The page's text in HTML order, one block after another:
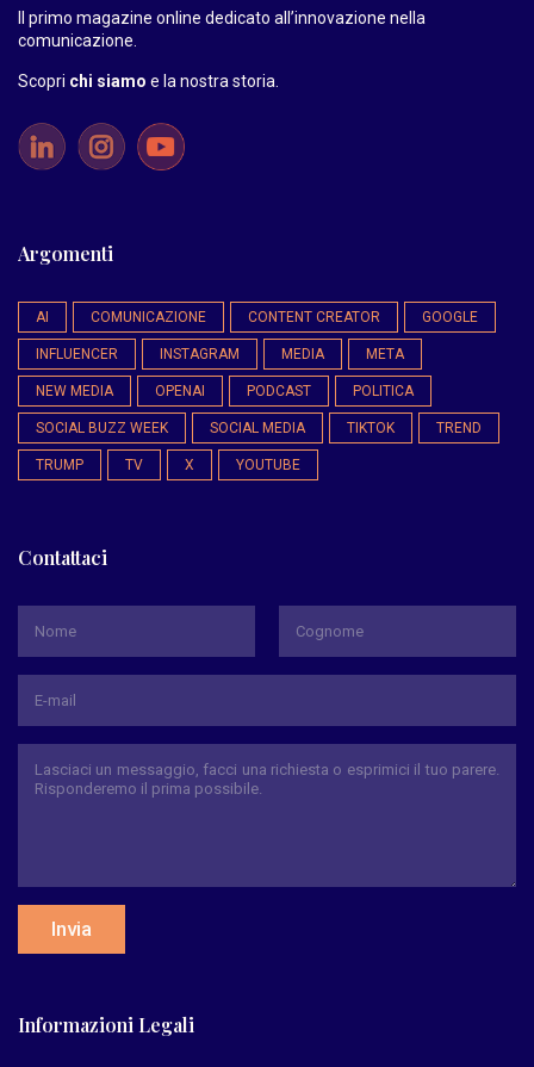
Il primo magazine online dedicato all’innovazione nella
comunicazione.
Scopri chi siamo e la nostra storia
Argomenti
AI COMUNICAZIONE CONTENT CREATOR GOOGLE
INFLUENCER INSTAGRAM MEDIA META
NEW MEDIA OPENAI PODCAST POLITICA
SOCIAL BUZZ WEEK SOCIAL MEDIA TIKTOK TREND
TRUMP TV X YOUTUBE
Contattaci
Invia
Informazioni Legali